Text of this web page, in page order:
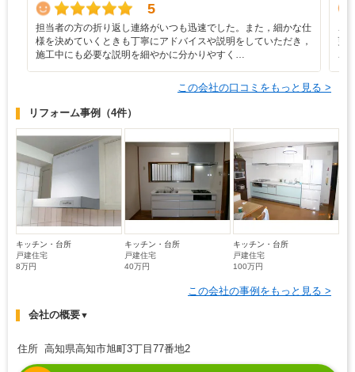
5
担当者の方の折り返し連絡がいつも迅速でした。また，細かな仕
様を決めていくときも丁寧にアドバイスや説明をしていただき，
施工中にも必要な説明を細やかに分かりやすく…
こ
更
こ
この会社の口コミをもっと見る >
リフォーム事例 （4件）
キッチン・台所
戸建住宅
8万円
キッチン・台所
戸建住宅
40万円
キッチン・台所
戸建住宅
100万円
この会社の事例をもっと見る >
会社の概要▼
住所 高知県高知市旭町3丁目77番地2